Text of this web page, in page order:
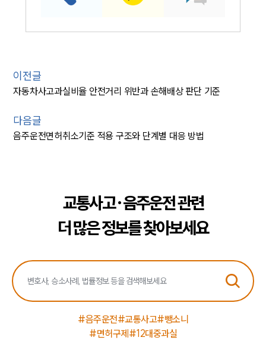
이전글
자동차사고과실비율 안전거리 위반과 손해배상 판단 기준
다음글
음주운전면허취소기준 적용 구조와 단계별 대응 방법
교통사고·음주운전 관련
더 많은 정보를 찾아보세요
#음주운전#교통사고#뺑소니
#면허구제 #12대중과실